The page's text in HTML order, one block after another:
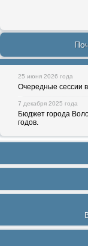
25 июня 2026 года
Очередные сессии
7 декабря 2025 года
Бюджет города
годов.